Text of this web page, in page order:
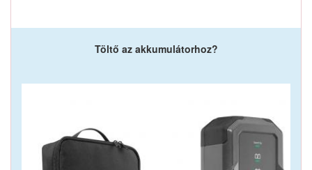
Töltő az akkumulátorhoz?